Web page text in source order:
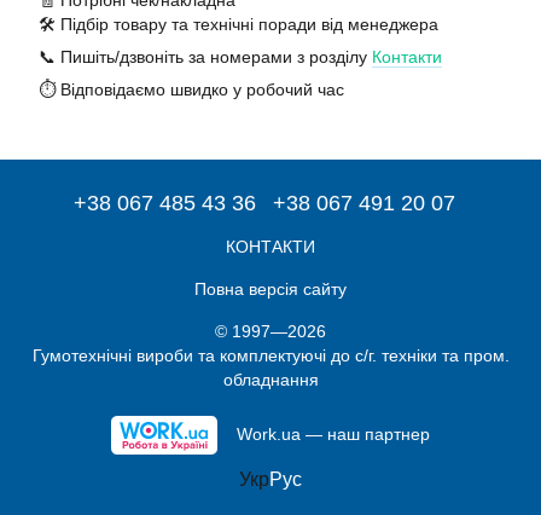
🛠️ Підбір товару та технічні поради від менеджера
📞 Пишіть/дзвоніть за номерами з розділу Контакти
⏱️ Відповідаємо швидко у робочий час
+38 067 485 43 36 +38 067 491 20 07
КОНТАКТИ
Повна версія сайту
© 1997—2026
Гумотехнічні вироби та комплектуючі до с/г. техніки та пром.
обладнання
Work.ua — наш партнер
УкрРус